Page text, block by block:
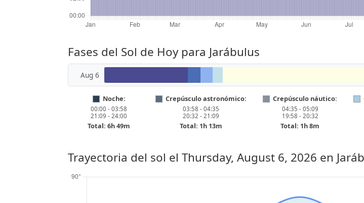
Fases del Sol de Hoy para Jarábulus
Aug 6
Noche:
00:00 - 03:58
21:09 - 24:00
Total: 6h 49m
Crepúsculo astronómico:
03:58 - 04:35
20:32 - 21:09
Total: 1h 13m
Crepúsculo náutico:
04:35 - 05:09
19:58 - 20:32
Total: 1h 8m
Trayectoria del sol el Thursday, August 6, 2026 en